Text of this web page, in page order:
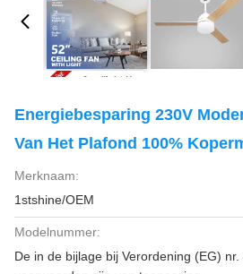
Energiebesparing 230V
Van Het Plafond 100%
Merknaam:
1stshine/OEM
Modelnummer:
De in de bijlage bij Verordening (EG)